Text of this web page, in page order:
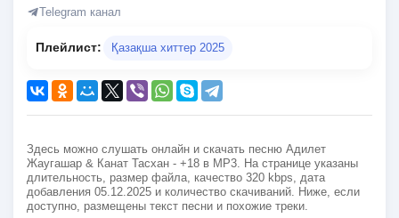
Telegram канал
Плейлист: Қазақша хиттер 2025
Здесь можно слушать онлайн и скачать песню Адилет
Жаугашар & Канат Тасхан - +18 в MP3. На странице указаны
длительность, размер файла, качество 320 kbps, дата
добавления 05.12.2025 и количество скачиваний. Ниже, если
доступно, размещены текст песни и похожие треки.